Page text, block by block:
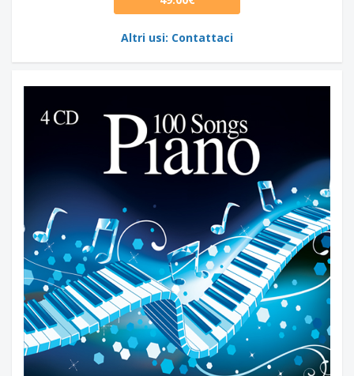
Altri usi: Contattaci